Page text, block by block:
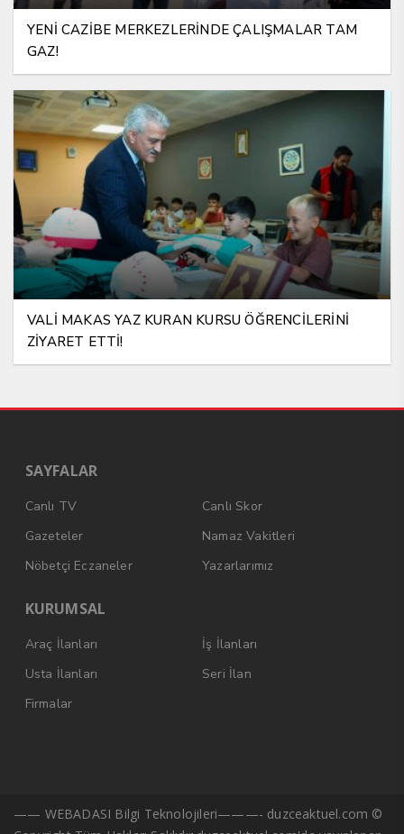
YENİ CAZİBE MERKEZLERİNDE ÇALIŞMALAR TAM
GAZ!
VALİ MAKAS YAZ KURAN KURSU ÖĞRENCİLERİNİ
ZİYARET ETTİ!
SAYFALAR
Canlı TV
Canlı Skor
Gazeteler
Namaz Vakitleri
Nöbetçi Eczaneler
Yazarlarımız
KURUMSAL
Araç İlanları
İş İlanları
Usta İlanları
Seri İlan
Firmalar
—— WEBADASI Bilgi Teknolojileri———- duzceaktuel.com ©